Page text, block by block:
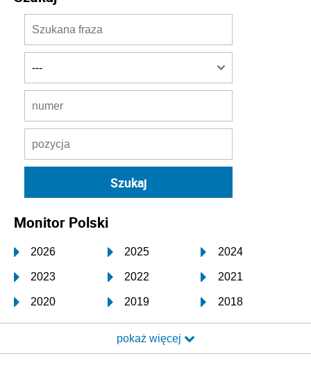
Monitor Polski
2026 2025 2024
2023 2022 2021
2020 2019 2018
2017 2016 2015
2014 2013 2012
pokaż więcej